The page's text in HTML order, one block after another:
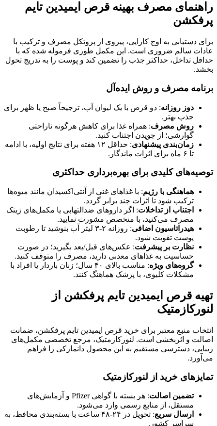
راهنمای مصرف بهینه قرص ایمیدین تایم
پرفکشن
برای دستیابی به اوج کارایی، پیروی از پروتکل مصرف و ترکیب با
عادات سالم ضروری است. این مکمل طوری فرموله شده که با
حداقل تداخل، حداکثر جذب را تضمین کند و پوست را به تدریج تحول
بخشد.
برنامه مصرف و روش ایده‌آل
دوز روزانه: دو قرص با یک لیوان آب، ترجیحاً صبح یا ظهر برای
جذب بهتر.
روش مصرف: همراه غذا برای کاهش هرگونه ناراحتی
گوارشی؛ از جویدن اجتناب کنید.
زمان‌بندی پیشنهادی
: حداقل ۱۲ هفته برای نتایج اولیه، با ادامه
تا ۶ ماه برای اثرات ماندگار.
توصیه‌های کلیدی برای بهره‌برداری حداکثری
هماهنگی با رژیم: با غذاهای غنی از آنتی‌اکسیدان مانند میوه‌ها
ترکیب شود تا اثرات چند برابر گردد.
اجتناب از تداخلات: اگر داروهای ضدالتهابی یا مکمل‌های زینک
مصرف می‌کنید، با متخصص مشورت نمایید.
هیدراتاسیون اضافی
: روزانه ۲-۳ لیتر آب بنوشید تا رطوبت
پوست تقویت شود.
نظارت بر پیشرفت: عکس‌های قبل/بعد بگیرید؛ در صورت
حساسیت به غذاهای معدنی دارید، مصرف را متوقف کنید.
گروه‌های ویژه
: مناسب بالای ۴۰ سال؛ زنان باردار یا افراد با
مشکلات کلیوی، با پزشک هماهنگ کنند.
تهیه قرص ایمیدین تایم پرفکشن از
لنورکازمتیک
انتخاب منبع معتبر برای خرید قرص ایمیدین تایم پرفکشن، ضمانت
اصالت و اثربخشی است. لنورکازمتیک، مرجع تخصصی مکمل‌های
زیبایی، دسترسی مستقیم به این محصول دانمارکی را فراهم
می‌آورد.
تمایزهای خرید از لنورکازمتیک
تضمین اصالت
: هر بسته با گواهی Pfizer و آزمایش‌های
مستقل، از منابع رسمی وارد می‌شود.
ارسال سریع
: تحویل در ۲۴-۴۸ ساعت با بسته‌بندی محافظ، به
سراسر کشور.